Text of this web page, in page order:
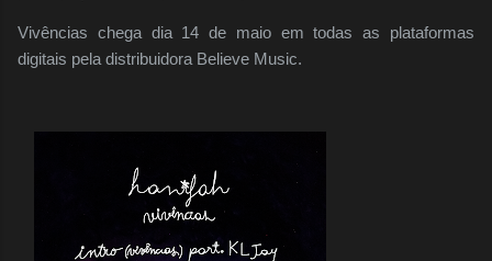
Vivências chega dia 14 de maio em todas as plataformas
digitais pela distribuidora Believe Music.